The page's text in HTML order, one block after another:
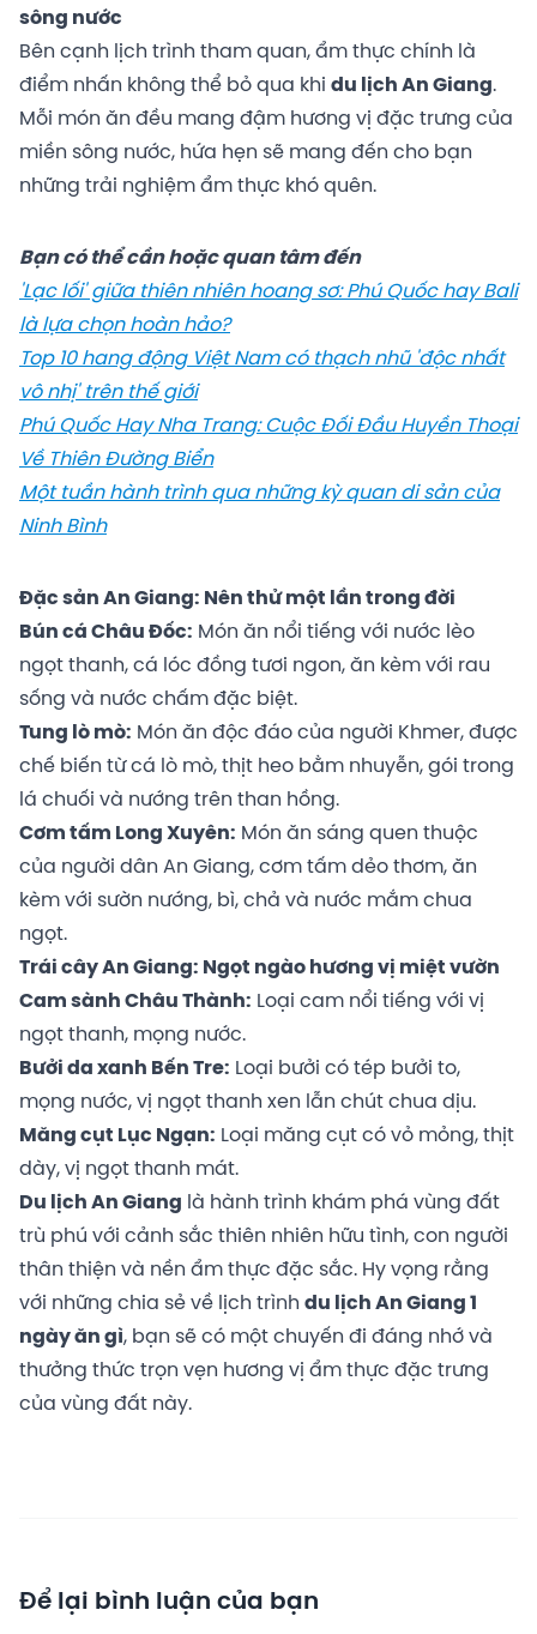
sông nước
Bên cạnh lịch trình tham quan, ẩm thực chính là
điểm nhấn không thể bỏ qua khi du lịch An Giang.
Mỗi món ăn đều mang đậm hương vị đặc trưng của
miền sông nước, hứa hẹn sẽ mang đến cho bạn
những trải nghiệm ẩm thực khó quên.
Bạn có thể cần hoặc quan tâm đến
'Lạc lối' giữa thiên nhiên hoang sơ: Phú Quốc hay Bali
là lựa chọn hoàn hảo?
Top 10 hang động Việt Nam có thạch nhũ 'độc nhất
vô nhị' trên thế giới
Phú Quốc Hay Nha Trang: Cuộc Đối Đầu Huyền Thoại
Về Thiên Đường Biển
Một tuần hành trình qua những kỳ quan di sản của
Ninh Bình
Đặc sản An Giang: Nên thử một lần trong đời
Bún cá Châu Đốc: Món ăn nổi tiếng với nước lèo
ngọt thanh, cá lóc đồng tươi ngon, ăn kèm với rau
sống và nước chấm đặc biệt.
Tung lò mò: Món ăn độc đáo của người Khmer, được
chế biến từ cá lò mò, thịt heo bằm nhuyễn, gói trong
lá chuối và nướng trên than hồng.
Cơm tấm Long Xuyên: Món ăn sáng quen thuộc
của người dân An Giang, cơm tấm dẻo thơm, ăn
kèm với sườn nướng, bì, chả và nước mắm chua
ngọt.
Trái cây An Giang: Ngọt ngào hương vị miệt vườn
Cam sành Châu Thành: Loại cam nổi tiếng với vị
ngọt thanh, mọng nước.
Bưởi da xanh Bến Tre: Loại bưởi có tép bưởi to,
mọng nước, vị ngọt thanh xen lẫn chút chua dịu.
Măng cụt Lục Ngạn: Loại măng cụt có vỏ mỏng, thịt
dày, vị ngọt thanh mát.
Du lịch An Giang là hành trình khám phá vùng đất
trù phú với cảnh sắc thiên nhiên hữu tình, con người
thân thiện và nền ẩm thực đặc sắc. Hy vọng rằng
với những chia sẻ về lịch trình du lịch An Giang 1
ngày ăn gì, bạn sẽ có một chuyến đi đáng nhớ và
thưởng thức trọn vẹn hương vị ẩm thực đặc trưng
của vùng đất này.
Để lại bình luận của bạn